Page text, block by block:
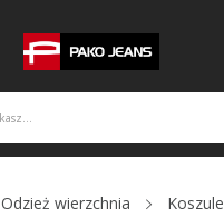
Odzież wierzchnia
Koszule